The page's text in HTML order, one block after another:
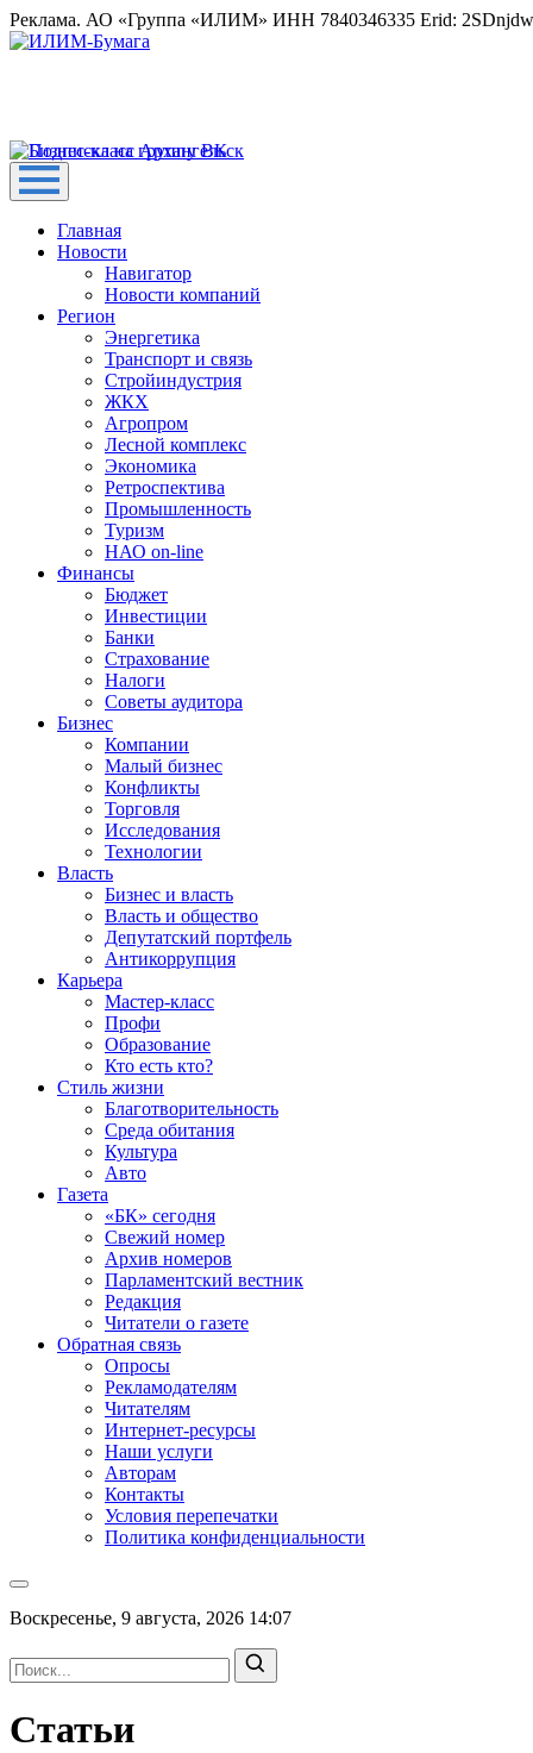
Реклама. АО «Группа «ИЛИМ» ИНН 7840346335 Erid:
Главная
Новости
Навигатор
Новости компаний
Регион
Энергетика
Транспорт и связь
Стройиндустрия
ЖКХ
Агропром
Лесной комплекс
Экономика
Ретроспектива
Промышленность
Туризм
НАО on-line
Финансы
Бюджет
Инвестиции
Банки
Страхование
Налоги
Советы аудитора
Бизнес
Компании
Малый бизнес
Конфликты
Торговля
Исследования
Технологии
Власть
Бизнес и власть
Власть и общество
Депутатский портфель
Антикоррупция
Карьера
Мастер-класс
Профи
Образование
Кто есть кто?
Стиль жизни
Благотворительность
Среда обитания
Культура
Авто
Газета
«БК» сегодня
Свежий номер
Архив номеров
Парламентский вестник
Редакция
Читатели о газете
Обратная связь
Опросы
Рекламодателям
Читателям
Интернет-ресурсы
Наши услуги
Авторам
Контакты
Условия перепечатки
Политика конфиденциальности
Воскресенье, 9 августа, 2026 14:07
Статьи